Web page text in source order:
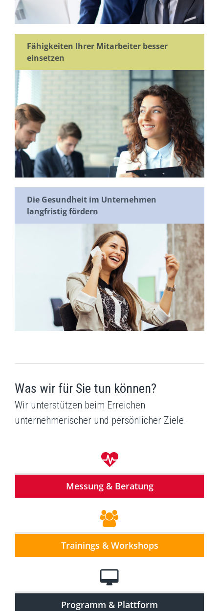
Fähigkeiten Ihrer Mitarbeiter besser
einsetzen
Die Gesundheit im Unternehmen
langfristig fördern
Was wir für Sie tun können?
Wir unterstützen beim Erreichen
unternehmerischer und persönlicher Ziele.
Messung & Beratung
Trainings & Workshops
Programm & Plattform